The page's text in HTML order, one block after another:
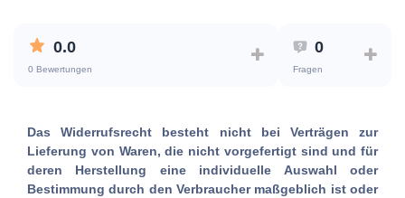
0.0
0 Bewertungen
0
Fragen
Das Widerrufsrecht besteht nicht bei Verträgen zur
Lieferung von Waren, die nicht vorgefertigt sind und für
deren Herstellung eine individuelle Auswahl oder
Bestimmung durch den Verbraucher maßgeblich ist oder